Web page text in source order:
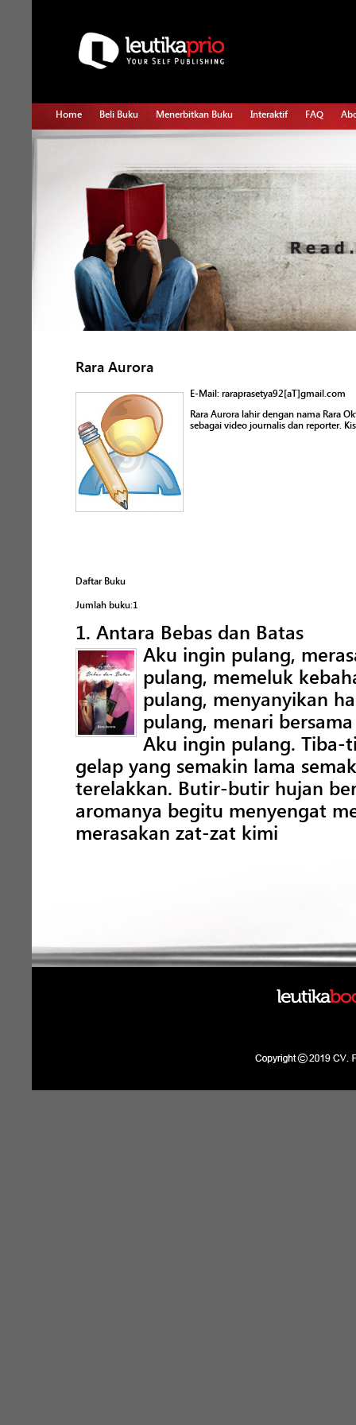
Home Beli Buku Menerbitkan Buku Interaktif FAQ
Rara Aurora
E-Mail: raraprasetya92[aT]gmail.com
Rara Aurora lahir dengan nama Rara
sebagai video journalis dan reporter.
Daftar Buku
Jumlah buku:1
1. Antara Bebas dan Batas
Aku ingin pulang,
pulang, memeluk
pulang, menyanyikan
pulang, menari
Aku ingin pulang. Tiba-
gelap yang semakin lama
terelakkan. Butir-butir hujan
aromanya begitu menyengat
merasakan zat-zat kimi